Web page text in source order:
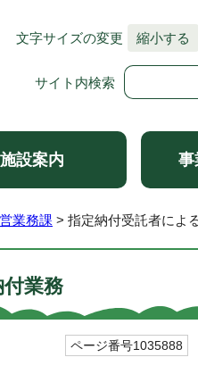
文字サイズの変更 縮小する
サイト内検索
施設案内 事
業務課 > 指定納付受託者によ
業務
ページ番号1035888